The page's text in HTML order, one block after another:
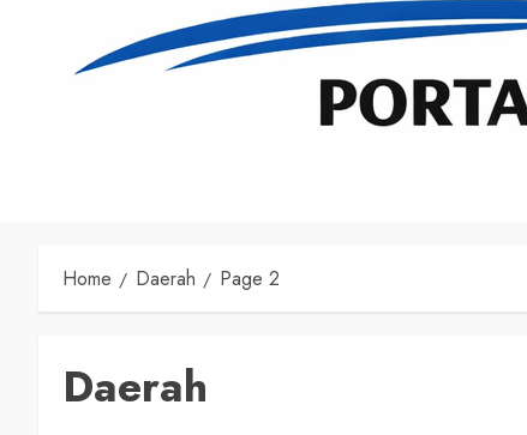
Home Daerah Page 2
Daerah